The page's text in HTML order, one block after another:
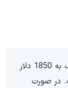
یک خط روند نزولی اصلی با مقاومت نزدیک به 1850 دلار
در صورت